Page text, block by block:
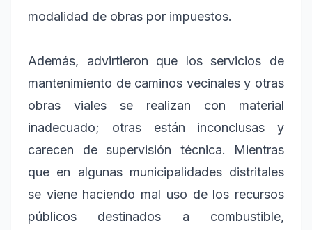
modalidad de obras por impuestos.
Además, advirtieron que los servicios de
mantenimiento de caminos vecinales y otras
obras viales se realizan con material
inadecuado; otras están inconclusas y
carecen de supervisión técnica. Mientras
que en algunas municipalidades distritales
se viene haciendo mal uso de los recursos
públicos destinados a combustible,